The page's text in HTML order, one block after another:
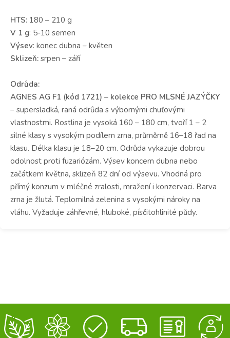
HTS: 180 – 210 g
V 1 g: 5-10 semen
Výsev: konec dubna – květen
Sklizeň: srpen – září
Odrůda:
AGNES AG F1 (kód 1721) – kolekce PRO MLSNÉ JAZÝČKY
– supersladká, raná odrůda s výbornými chuťovými
vlastnostmi. Rostlina je vysoká 160 – 180 cm, tvoří 1 – 2
silné klasy s vysokým podílem zrna, průměrně 16–18 řad na
klasu. Délka klasu je 18–20 cm. Odrůda vykazuje dobrou
odolnost proti fuzariózám. Výsev koncem dubna nebo
začátkem května, sklizeň 82 dní od výsevu. Vhodná pro
přímý konzum v mléčné zralosti, mražení i konzervaci. Barva
zrna je žlutá. Teplomilná zelenina s vysokými nároky na
vláhu. Vyžaduje záhřevné, hluboké, písčitohlinité půdy.